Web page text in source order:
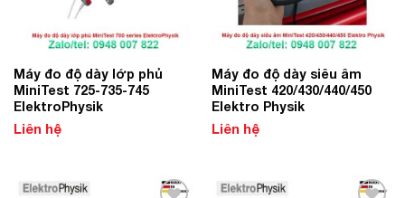
Máy đo độ dày lớp phủ
MiniTest 725-735-745
ElektroPhysik
Liên hệ
Máy đo độ dày siêu âm
MiniTest 420/430/440/450
Elektro Physik
Liên hệ